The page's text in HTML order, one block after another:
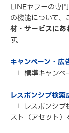
LINEヤフーの専
の機能について
材・サービスに
す。
キャンペーン・広
∟標準キャンペ
レスポンシブ検索
∟レスポンシブ
スト（アセット）